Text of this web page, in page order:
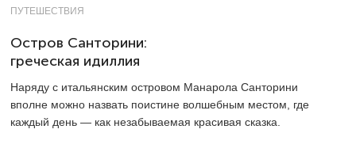
ПУТЕШЕСТВИЯ
Остров Санторини:
греческая идиллия
Наряду с итальянским островом Манарола Санторини
вполне можно назвать поистине волшебным местом, где
каждый день — как незабываемая красивая сказка.